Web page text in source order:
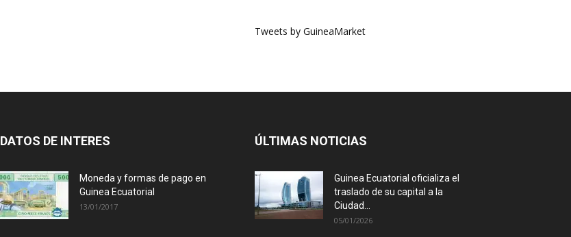
Tweets by GuineaMarket
DATOS DE INTERES
Moneda y formas de pago en
Guinea Ecuatorial
13/01/2017
ÚLTIMAS NOTICIAS
Guinea Ecuatorial oficializa el
traslado de su capital a la
Ciudad...
05/01/2026